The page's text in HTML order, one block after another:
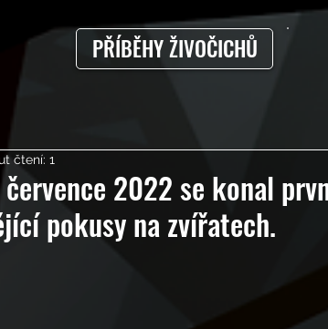
PŘÍBĚHY ŽIVOČICHŮ
července 2022 se konal
pokusy na zvířatech.
čtení: 1